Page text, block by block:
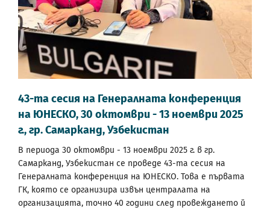
43-та сесия на Генералната конференция
на ЮНЕСКО, 30 октомври - 13 ноември 2025
г., гр. Самарканд, Узбекистан
В периода 30 октомври - 13 ноември 2025 г. в гр.
Самарканд, Узбекистан се проведе 43-та сесия на
Генералната конференция на ЮНЕСКО. Това е първата
ГК, която се организира извън централата на
организацията, точно 40 години след провеждането й